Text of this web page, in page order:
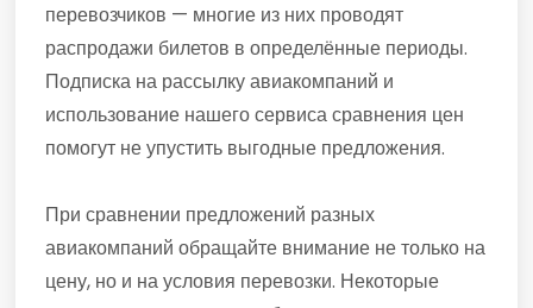
перевозчиков — многие из них проводят
распродажи билетов в определённые периоды.
Подписка на рассылку авиакомпаний и
использование нашего сервиса сравнения цен
помогут не упустить выгодные предложения.
При сравнении предложений разных
авиакомпаний обращайте внимание не только на
цену, но и на условия перевозки. Некоторые